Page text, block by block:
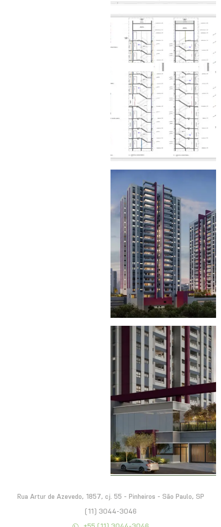
Rua Artur de Azevedo, 1857, cj. 55 - Pinheiros - São Paulo, SP
(11) 3044-3046